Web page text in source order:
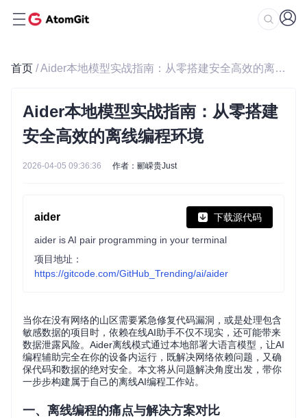
首页 / Aider本地模型实战指南：从零搭建安全高效的离线编程环境
Aider本地模型实战指南：从零搭建
安全高效的离线编程环境
2026-04-05 09:36:36 作者：郦嵘贵Just
aider 下载源代码
aider is AI pair programming in your terminal
项目地址：
https://gitcode.com/GitHub_Trending/ai/aider
当你在没有网络的山区需要紧急修复代码漏洞，或是处理包含
敏感数据的项目时，依赖在线AI助手不仅不现实，还可能带来
数据泄露风险。Aider离线模式通过本地部署大语言模型，让AI
编程辅助完全在你的设备内运行，既解决网络依赖问题，又确
保代码和数据的绝对安全。本文将从问题解决角度出发，带你
一步步构建属于自己的离线AI编程工作站。
一、离线编程的痛点与解决方案对比